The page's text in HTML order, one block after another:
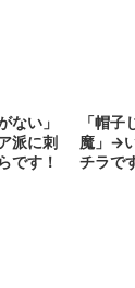
ない」
派に刺
です！
「帽
魔」→
チラで